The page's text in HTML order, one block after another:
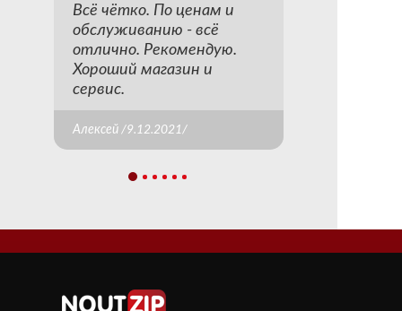
Всё чётко. По ценам и
обслуживанию - всё
отлично. Рекомендую.
Хороший магазин и
сервис.
Алексей /9.12.2021/